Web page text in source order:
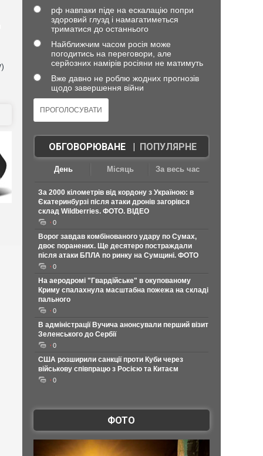
рф навпаки піде на ескалацію попри
здоровий глузд і намагатиметься
триматися до останнього
Найближчим часом росія може
погодитись на переговори, але
серйозних намірів росіяни не матимуть
Вже давно не роблю жодних прогнозів
щодо завершення війни
ОБГОВОРЮВАНЕ| ПОПУЛЯРНЕ
День Місяць За весь час
За 2000 кілометрів від кордону з Україною: в
Єкатеринбурзі після атаки дронів загорівся
склад Wildberries. ФОТО. ВІДЕО
0
Ворог завдав комбінованого удару по Сумах,
двоє поранених. Ще десятеро постраждали
після атаки БПЛА по ринку на Сумщині. ФОТО
0
На аеродромі "Гвардійське" в окупованому
Криму спалахнула масштабна пожежа на складі
пального
0
В адміністрації Вучича анонсували перший візит
Зеленського до Сербії
0
США розширили санкції проти Куби через
військову співпрацю з Росією та Китаєм
0
ФОТО